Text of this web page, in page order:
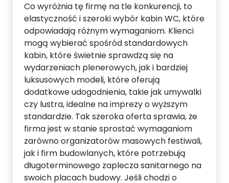
Co wyróżnia tę firmę na tle konkurencji, to
elastyczność i szeroki wybór kabin WC, które
odpowiadają różnym wymaganiom. Klienci
mogą wybierać spośród standardowych
kabin, które świetnie sprawdzą się na
wydarzeniach plenerowych, jak i bardziej
luksusowych modeli, które oferują
dodatkowe udogodnienia, takie jak umywalki
czy lustra, idealne na imprezy o wyższym
standardzie. Tak szeroka oferta sprawia, że
firma jest w stanie sprostać wymaganiom
zarówno organizatorów masowych festiwali,
jak i firm budowlanych, które potrzebują
długoterminowego zaplecza sanitarnego na
swoich placach budowy. Jeśli chodzi o